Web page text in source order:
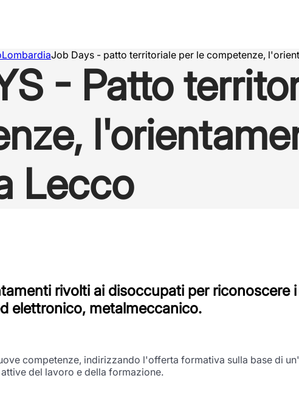
LombardiaJob Days - patto territoriale per le competenze,
- Patto
Lecco
rivolti ai disoccupati per riconoscere
elettronico, metalmeccanico.
competenze, indirizzando l'offerta formativa sulla base di
del lavoro e della formazione.